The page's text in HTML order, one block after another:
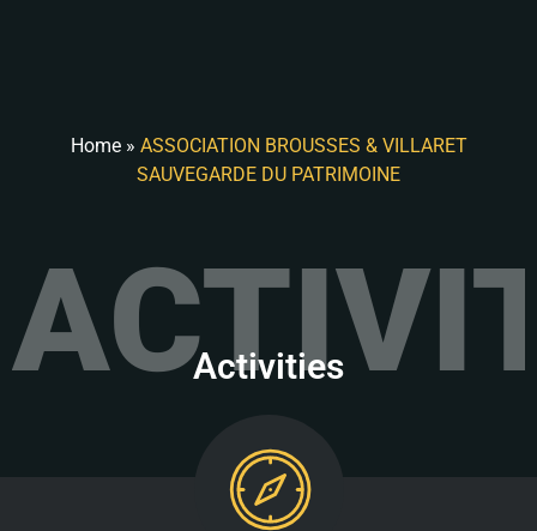
Home» ASSOCIATION BROUSSES & VILLARET
SAUVEGARDE DU PATRIMOINE
Activities